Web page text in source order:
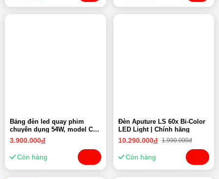
Bảng đèn led quay phim
chuyên dụng 54W, model CN-
900DSA- Chính hãng
3.900.000đ
Còn hàng
Đèn Aputure LS 60x Bi-Color
LED Light | Chính hãng
10.290.000đ 1.990.000đ
Còn hàng